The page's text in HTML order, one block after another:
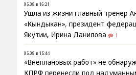
05.08 в 16:21
Ушла из жизни главный тренер
«Кындыкан», президент
Якутии, Ирина Данилова
1
05.08 в 15:44
«Внеплановых работ» не
КПРФ перенесли под